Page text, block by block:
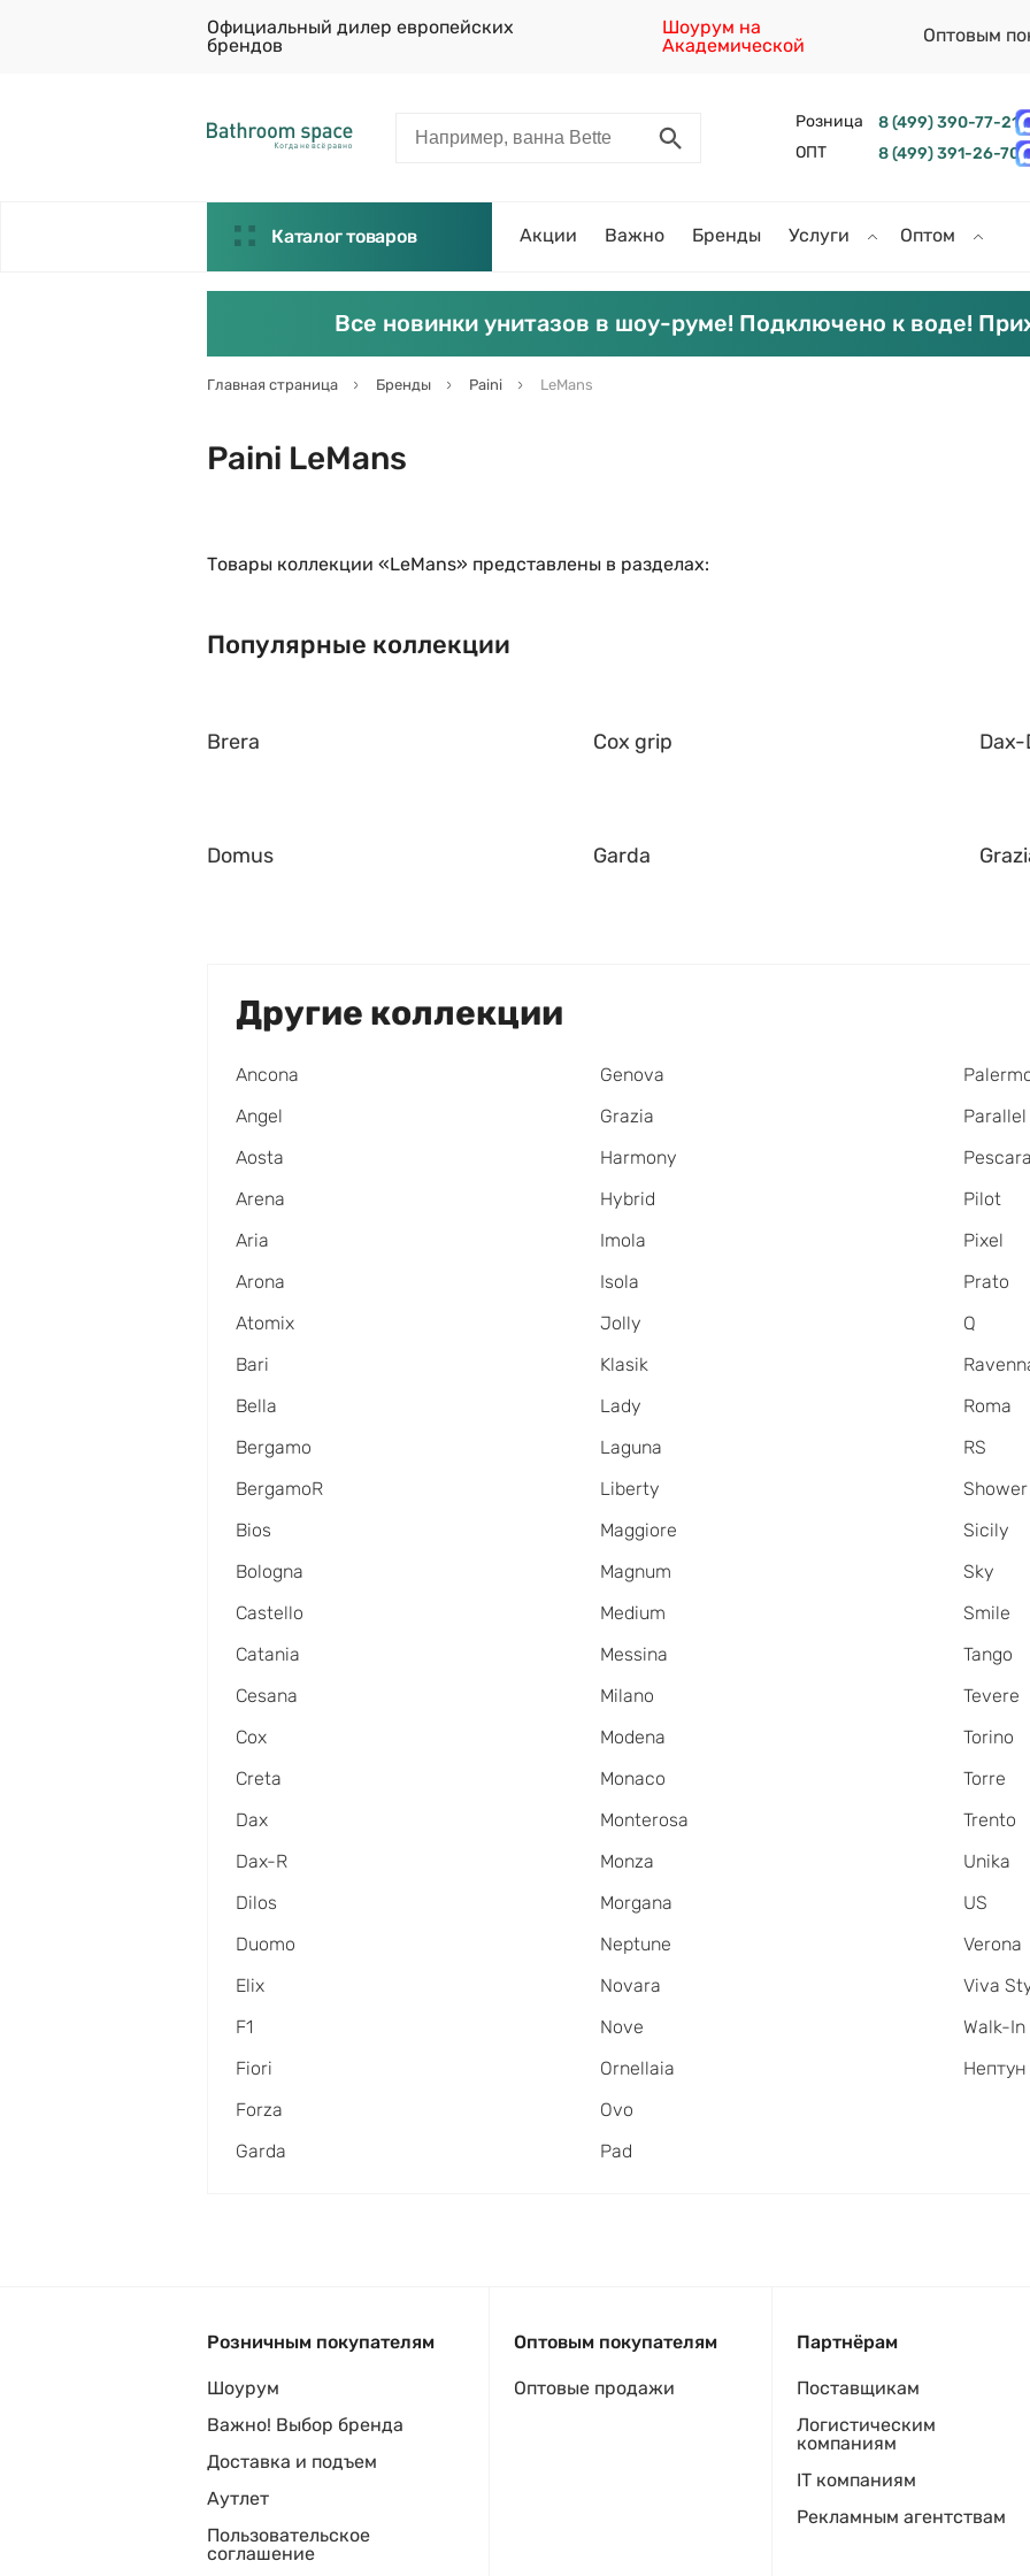
Официальный дилер европейских
брендов
Шоурум на
Академической
Оптовым
Розница
8 (499) 390-77-21
ОПТ
8 (499) 391-26-70
Каталог товаров Акции Важно Бренды Услуги Оптом
Все новинки унитазов в шоу-руме! Подключено к воде!
Главная страница Бренды Paini LeMans
Paini LeMans
Товары коллекции «LeMans» представлены в разделах:
Популярные коллекции
Brera Cox grip Dax-
Domus Garda
Другие коллекции
Ancona
Angel
Aosta
Arena
Aria
Arona
Atomix
Bari
Bella
Bergamo
BergamoR
Bios
Bologna
Castello
Catania
Cesana
Cox
Creta
Dax
Dax-R
Dilos
Duomo
Elix
F1
Fiori
Forza
Garda
Genova
Grazia
Harmony
Hybrid
Imola
Isola
Jolly
Klasik
Lady
Laguna
Liberty
Maggiore
Magnum
Medium
Messina
Milano
Modena
Monaco
Monterosa
Monza
Morgana
Neptune
Novara
Nove
Ornellaia
Ovo
Pad
Parallel
Pilot
Pixel
Prato
Q
Roma
RS
Sicily
Sky
Smile
Tango
Tevere
Torino
Torre
Trento
Unika
US
Verona
Viva
Walk-In
Нептун
Розничным покупателям
Шоурум
Важно! Выбор бренда
Доставка и подъем
Аутлет
Пользовательское
соглашение
Оптовым покупателям
Оптовые продажи
Партнёрам
Поставщикам
Логистическим
компаниям
IT компаниям
Рекламным агентствам